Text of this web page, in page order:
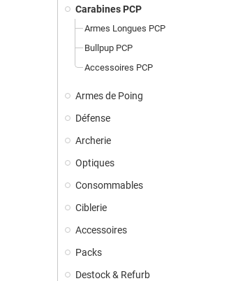
Carabines PCP
Armes Longues PCP
Bullpup PCP
Accessoires PCP
Armes de Poing
Défense
Archerie
Optiques
Consommables
Ciblerie
Accessoires
Packs
Destock & Refurb